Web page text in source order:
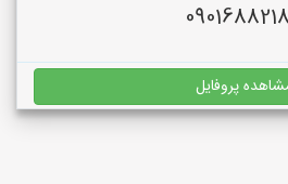
پروفایل